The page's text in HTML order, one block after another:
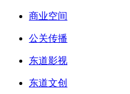
商业空间
公关传播
东道影视
东道文创